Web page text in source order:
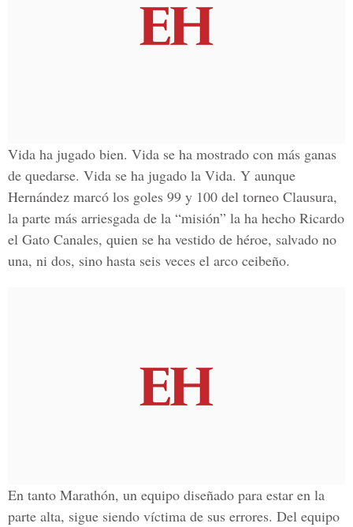
Vida ha jugado bien. Vida se ha mostrado con más ganas
de quedarse. Vida se ha jugado la Vida. Y aunque
Hernández marcó los goles 99 y 100 del torneo Clausura,
la parte más arriesgada de la “misión” la ha hecho Ricardo
el Gato Canales, quien se ha vestido de héroe, salvado no
una, ni dos, sino hasta seis veces el arco ceibeño.
En tanto Marathón, un equipo diseñado para estar en la
parte alta, sigue siendo víctima de sus errores. Del equipo